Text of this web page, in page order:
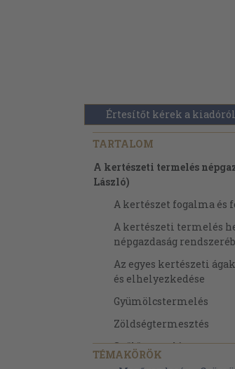
Értesítőt kérek a kiadóról
TARTALOM
A kertészeti termelés
László)
A kertészet fogalma és
A kertészeti termelés
népgazdaság
Az egyes kertészeti
és elhelyezkedése
Gyümölcstermelés
Zöldségtermesztés
Szőlőtermelés
TÉMAKÖRÖK